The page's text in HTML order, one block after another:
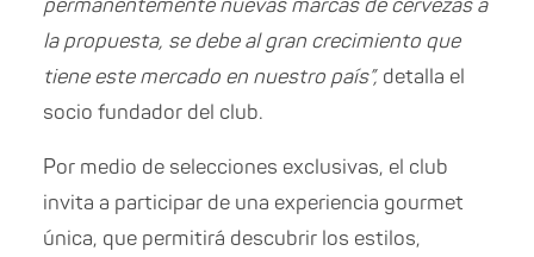
permanentemente nuevas marcas de cervezas a
la propuesta, se debe al gran crecimiento que
tiene este mercado en nuestro país”, detalla el
socio fundador del club.
Por medio de selecciones exclusivas, el club
invita a participar de una experiencia gourmet
única, que permitirá descubrir los estilos,